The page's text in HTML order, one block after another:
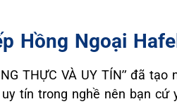
Hồng Ngoại
THỰC VÀ UY TÍN” đã
tín trong nghề nên bạn